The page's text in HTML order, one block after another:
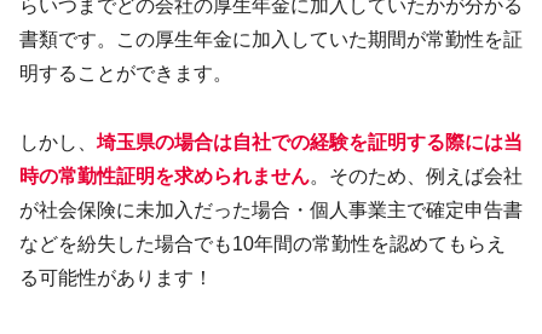
らいつまでどの会社の厚生年金に加入していたかが分かる
書類です。この厚生年金に加入していた期間が常勤性を証
明することができます。
しかし、 埼玉県の場合は自社での経験を証明する際には当
時の常勤性証明を求められません。そのため、例えば会社
が社会保険に未加入だった場合・個人事業主で確定申告書
などを紛失した場合でも10年間の常勤性を認めてもらえ
る可能性があります！